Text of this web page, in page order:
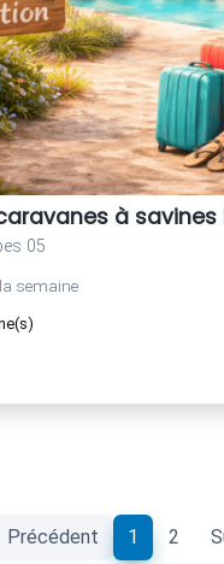
à savines
05
la semaine
Précédent 1 (current)
2